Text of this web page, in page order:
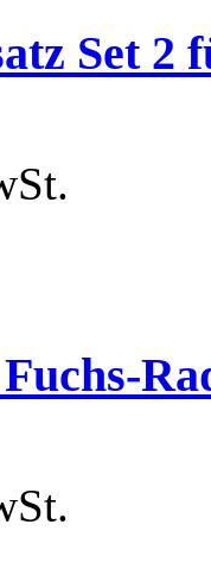
Set
Fuchs-